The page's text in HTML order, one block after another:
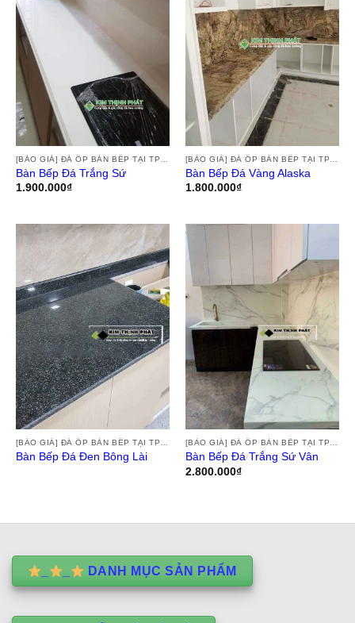
Bàn Bếp Đá Trắng Sứ
1.900.000₫
Bàn Bếp Đá Vàng Alaska
1.800.000₫
Bàn Bếp Đá Đen Bông Lài
Bàn Bếp Đá Trắng Sứ Vân
2.800.000₫
DANH MỤC SẢN PHẨM